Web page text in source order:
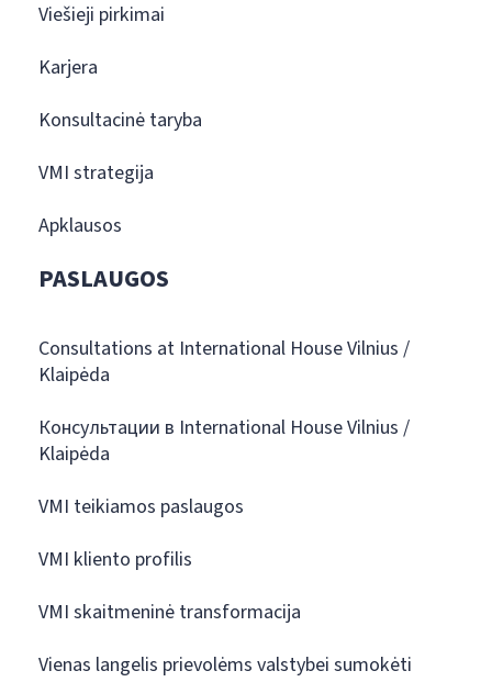
Viešieji pirkimai
Karjera
Konsultacinė taryba
VMI strategija
Apklausos
PASLAUGOS
Consultations at International House Vilnius /
Klaipėda
Консультации в International House Vilnius /
Klaipėda
VMI teikiamos paslaugos
VMI kliento profilis
VMI skaitmeninė transformacija
Vienas langelis prievolėms valstybei sumokėti